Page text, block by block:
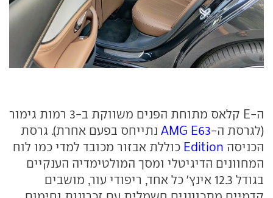
ה-E קלאס מתוחת הפנים משווקת ב-3 רמות גימור
(לגרסת ה-AMG E63 נתייחס בפעם אחרת). גרסת
הכניסה Edition כוללת אבזור מכובד למדי כמו לוח
המחוונים הדיגיטלי ומסך המולטימדיה הענקיים
בגודל 12.3 אינץ' כל אחד, ריפודי עור, מושבים